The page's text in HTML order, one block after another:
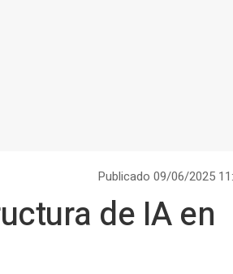
Publicado 09/06/2025
de IA en